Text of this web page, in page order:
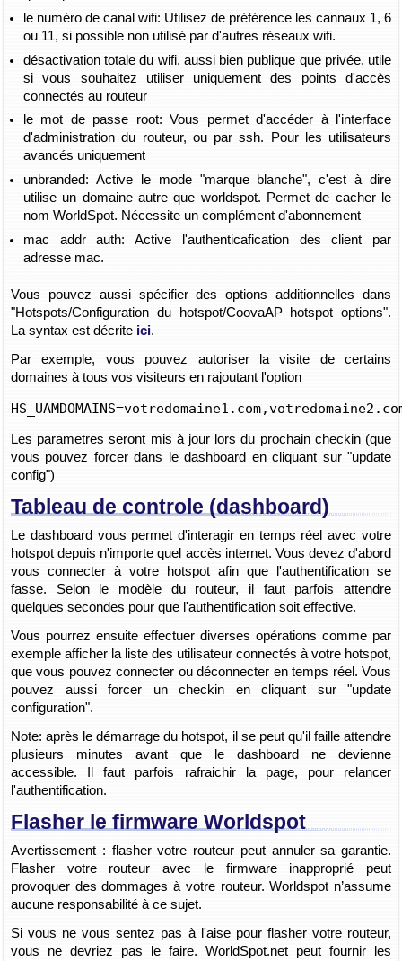
le numéro de canal wifi: Utilisez de préférence les cannaux 1, 6
ou 11, si possible non utilisé par d'autres réseaux wifi.
désactivation totale du wifi, aussi bien publique que privée, utile
si vous souhaitez utiliser uniquement des points d'accès
connectés au routeur
le mot de passe root: Vous permet d'accéder à l'interface
d'administration du routeur, ou par ssh. Pour les utilisateurs
avancés uniquement
unbranded: Active le mode "marque blanche", c'est à dire
utilise un domaine autre que worldspot. Permet de cacher le
nom WorldSpot. Nécessite un complément d'abonnement
mac addr auth: Active l'authenticafication des client par
adresse mac.
Vous pouvez aussi spécifier des options additionnelles dans
"Hotspots/Configuration du hotspot/CoovaAP hotspot options".
La syntax est décrite ici.
Par exemple, vous pouvez autoriser la visite de certains
domaines à tous vos visiteurs en rajoutant l'option
Les parametres seront mis à jour lors du prochain checkin (que
vous pouvez forcer dans le dashboard en cliquant sur "update
config")
Tableau de controle (dashboard)
Le dashboard vous permet d'interagir en temps réel avec votre
hotspot depuis n'importe quel accès internet. Vous devez d'abord
vous connecter à votre hotspot afin que l'authentification se
fasse. Selon le modèle du routeur, il faut parfois attendre
quelques secondes pour que l'authentification soit effective.
Vous pourrez ensuite effectuer diverses opérations comme par
exemple afficher la liste des utilisateur connectés à votre hotspot,
que vous pouvez connecter ou déconnecter en temps réel. Vous
pouvez aussi forcer un checkin en cliquant sur "update
configuration".
Note: après le démarrage du hotspot, il se peut qu'il faille attendre
plusieurs minutes avant que le dashboard ne devienne
accessible. Il faut parfois rafraichir la page, pour relancer
l'authentification.
Flasher le firmware Worldspot
Avertissement : flasher votre routeur peut annuler sa garantie.
Flasher votre routeur avec le firmware inapproprié peut
provoquer des dommages à votre routeur. Worldspot n’assume
aucune responsabilité à ce sujet.
Si vous ne vous sentez pas à l'aise pour flasher votre routeur,
vous ne devriez pas le faire. WorldSpot.net peut fournir les